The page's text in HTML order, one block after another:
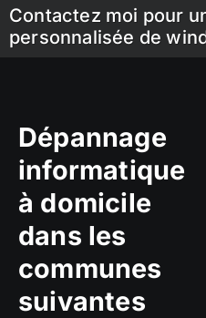
Contactez moi pour
personnalisée de
Dépannage
informatique
à domicile
dans les
communes
suivantes